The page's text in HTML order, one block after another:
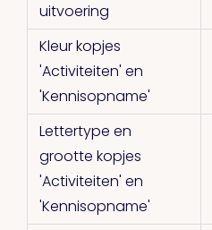
uitvoering
Kleur kopjes
'Activiteiten' en
'Kennisopname'
Lettertype en
grootte kopjes
'Activiteiten' en
'Kennisopname'